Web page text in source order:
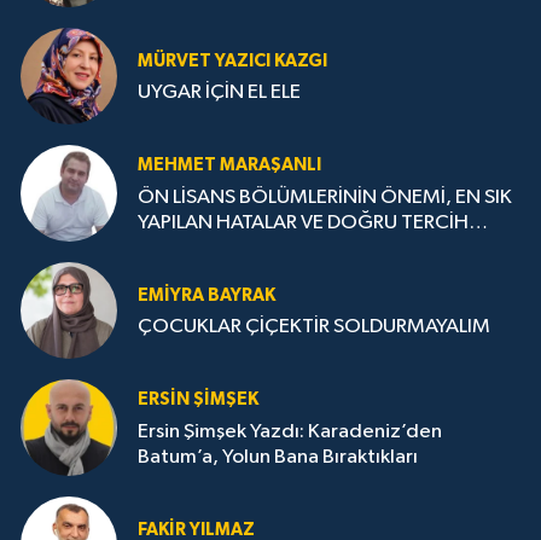
MÜRVET YAZICI KAZGI
UYGAR İÇİN EL ELE
MEHMET MARAŞANLI
ÖN LİSANS BÖLÜMLERİNİN ÖNEMİ, EN SIK
YAPILAN HATALAR VE DOĞRU TERCİH
EMIYRA BAYRAK
ÇOCUKLAR ÇİÇEKTİR SOLDURMAYALIM
ERSIN ŞIMŞEK
Ersin Şimşek Yazdı: Karadeniz’den
Batum’a, Yolun Bana Bıraktıkları
FAKIR YILMAZ